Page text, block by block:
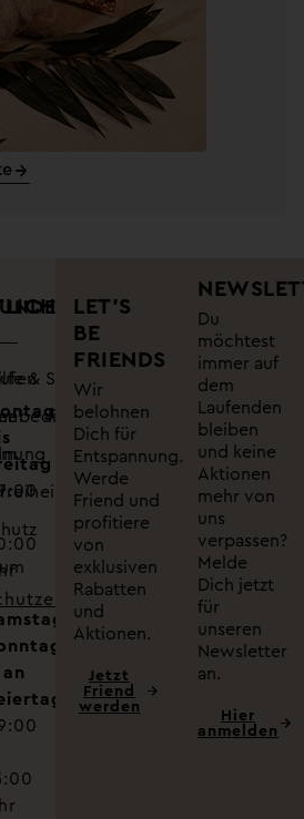
& Service
LET’S
BE
FRIENDS
Wir
belohnen
Dich für
Entspannung.
Werde
Friend und
profitiere
von
exklusiven
Rabatten
und
Aktionen.
Jetzt
Friend
werden
Du
möchtest
immer auf
dem
Laufenden
bleiben
und keine
Aktionen
mehr von
uns
verpassen?
Melde
Dich jetzt
für
unseren
Newsletter
an.
Hier
anmelden